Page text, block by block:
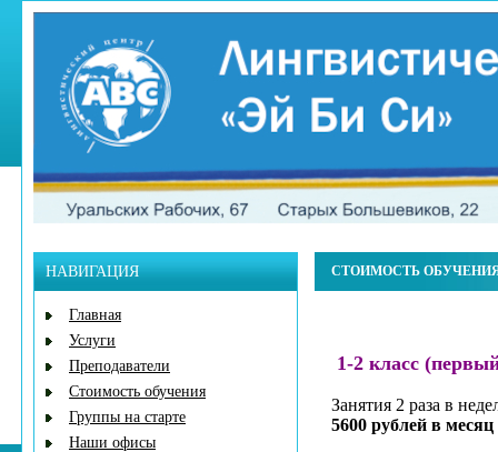
НАВИГАЦИЯ
Главная
Услуги
Преподаватели
Стоимость обучения
Группы на старте
Наши офисы
СТОИМОСТЬ
1-2 класс
Занятия 2 раза в
5600 рублей в